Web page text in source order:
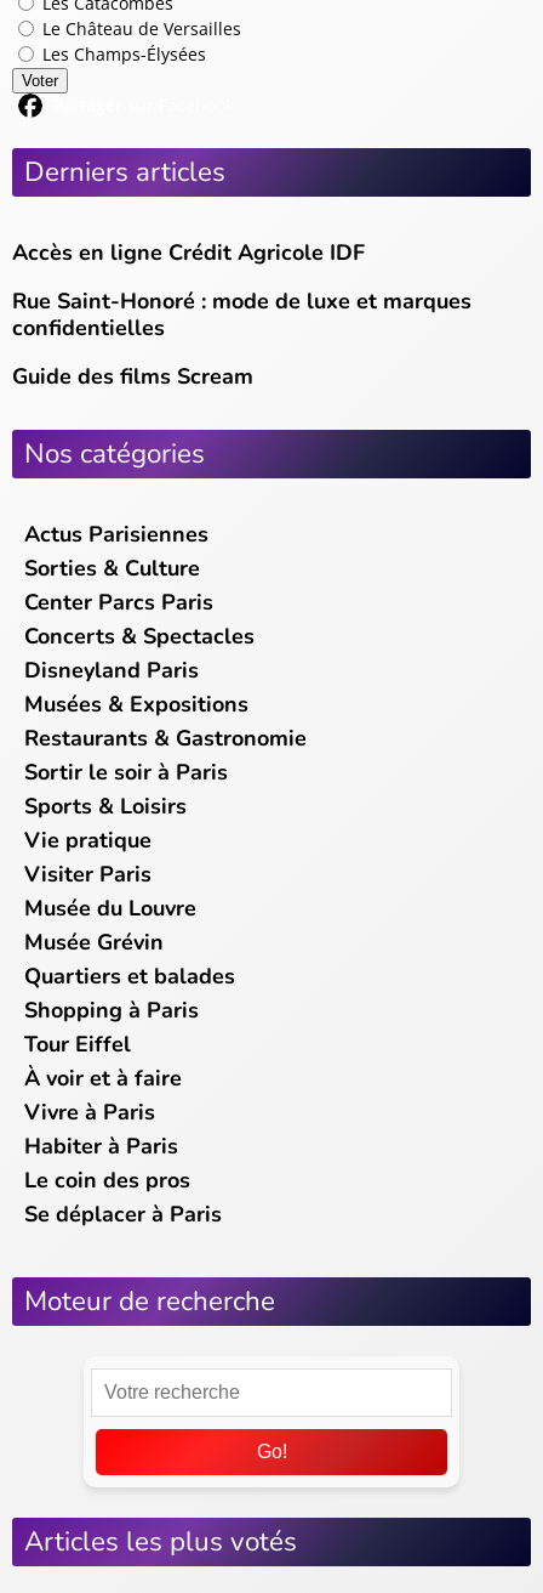
Le Château de Versailles
Les Champs-Élysées
Voter
Derniers articles
Accès en ligne Crédit Agricole IDF
Rue Saint-Honoré : mode de luxe et marques
confidentielles
Guide des films Scream
Nos catégories
Actus Parisiennes
Sorties & Culture
Center Parcs Paris
Concerts & Spectacles
Disneyland Paris
Musées & Expositions
Restaurants & Gastronomie
Sortir le soir à Paris
Sports & Loisirs
Vie pratique
Visiter Paris
Musée du Louvre
Musée Grévin
Quartiers et balades
Shopping à Paris
Tour Eiffel
À voir et à faire
Vivre à Paris
Habiter à Paris
Le coin des pros
Se déplacer à Paris
Moteur de recherche
Go!
Articles les plus votés